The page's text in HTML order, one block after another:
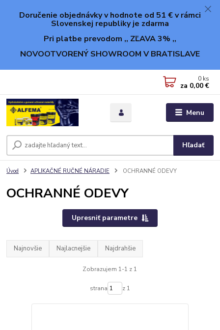
Doručenie objednávky v hodnote od 51 € v rámci
Slovenskej republiky je zdarma
Pri platbe prevodom ,, ZĽAVA 3% ,,
NOVOOTVORENÝ SHOWROOM V BRATISLAVE
Menu
Hľadať
0 ks
za 0,00 €
Úvod APLIKAČNÉ RUČNÉ NÁRADIE OCHRANNÉ ODEVY
OCHRANNÉ ODEVY
Upresniť parametre
Najnovšie Najlacnejšie Najdrahšie
Zobrazujem 1-1 z 1
strana z 1